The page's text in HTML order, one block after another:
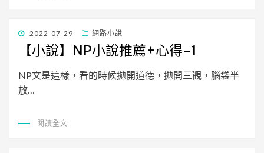
發 2022-07-29 網路小說
【小說】NP小說推薦+心得-1
NP文是這樣，看的時候拋開道德，拋開三觀，腦袋半
放…
閱讀全文